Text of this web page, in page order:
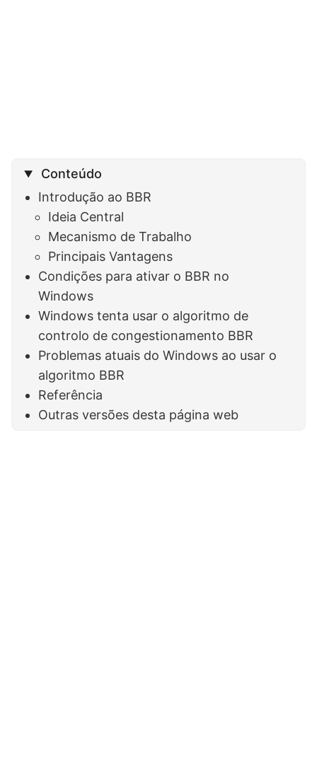
Conteúdo
Introdução ao BBR
Ideia Central
Mecanismo de Trabalho
Principais Vantagens
Condições para ativar o BBR no
Windows
Windows tenta usar o algoritmo de
controlo de congestionamento BBR
Problemas atuais do Windows ao usar o
algoritmo BBR
Referência
Outras versões desta página web